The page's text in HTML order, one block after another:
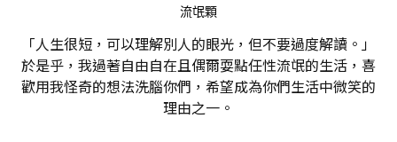
流氓顆
「人生很短，可以理解別人的眼光，但不要過度解讀。」
於是乎，我過著自由自在且偶爾耍點任性流氓的生活，喜
歡用我怪奇的想法洗腦你們，希望成為你們生活中微笑的
理由之一。